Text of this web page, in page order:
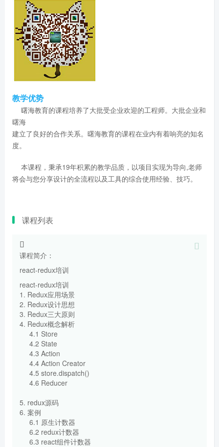
教学优势
曙海教育的课程培养了大批受企业欢迎的工程师。大批企业和
曙海
建立了良好的合作关系。曙海教育的课程在业内有着响亮的知名
度。
本课程，秉承19年积累的教学品质，以项目实现为导向,老师
将会与您分享设计的全流程以及工具的综合使用经验、技巧。
课程列表
课程简介：
react-redux培训
react-redux培训
1. Redux应用场景
2. Redux设计思想
3. Redux三大原则
4. Redux概念解析
4.1 Store
4.2 State
4.3 Action
4.4 Action Creator
4.5 store.dispatch()
4.6 Reducer
5. redux源码
6. 案例
6.1 原生计数器
6.2 redux计数器
6.3 react组件计数器